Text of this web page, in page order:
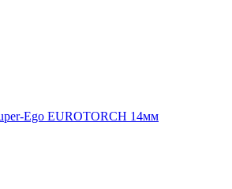
Ego EUROTORCH 14мм